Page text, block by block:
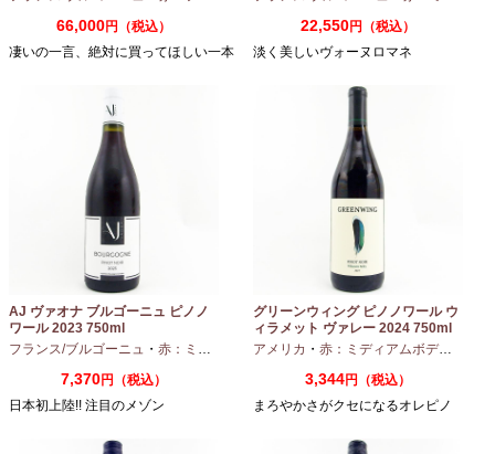
66,000円（税込）
凄いの一言、絶対に買ってほしい一本
22,550円（税込）
淡く美しいヴォーヌロマネ
AJ ヴァオナ ブルゴーニュ ピノノ
ワール 2023 750ml
フランス/ブルゴーニュ ・ 赤：ミディアムボディ ・ ピノノワール
7,370円（税込）
日本初上陸!! 注目のメゾン
グリーンウィング ピノノワール ウ
ィラメット ヴァレー 2024 750ml
アメリカ ・ 赤：ミディアムボディ
3,344円（税込）
まろやかさがクセになるオレピノ